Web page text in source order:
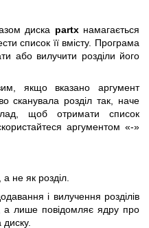
диска partxнамагається
список її вмісту. Програма
або вилучити розділи його
якщо вказано аргумент
сканувала розділ так, наче
щоб отримати список
аргументом «-»
не як розділ.
і вилучення розділів
а лише повідомляє ядру про
диску.